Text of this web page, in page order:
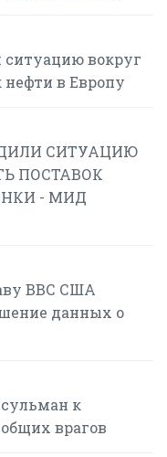
ситуацию вокруг
нефти в Европу
СИТУАЦИЮ
ПОСТАВОК
- МИД
ВВС США
данных о
к
врагов